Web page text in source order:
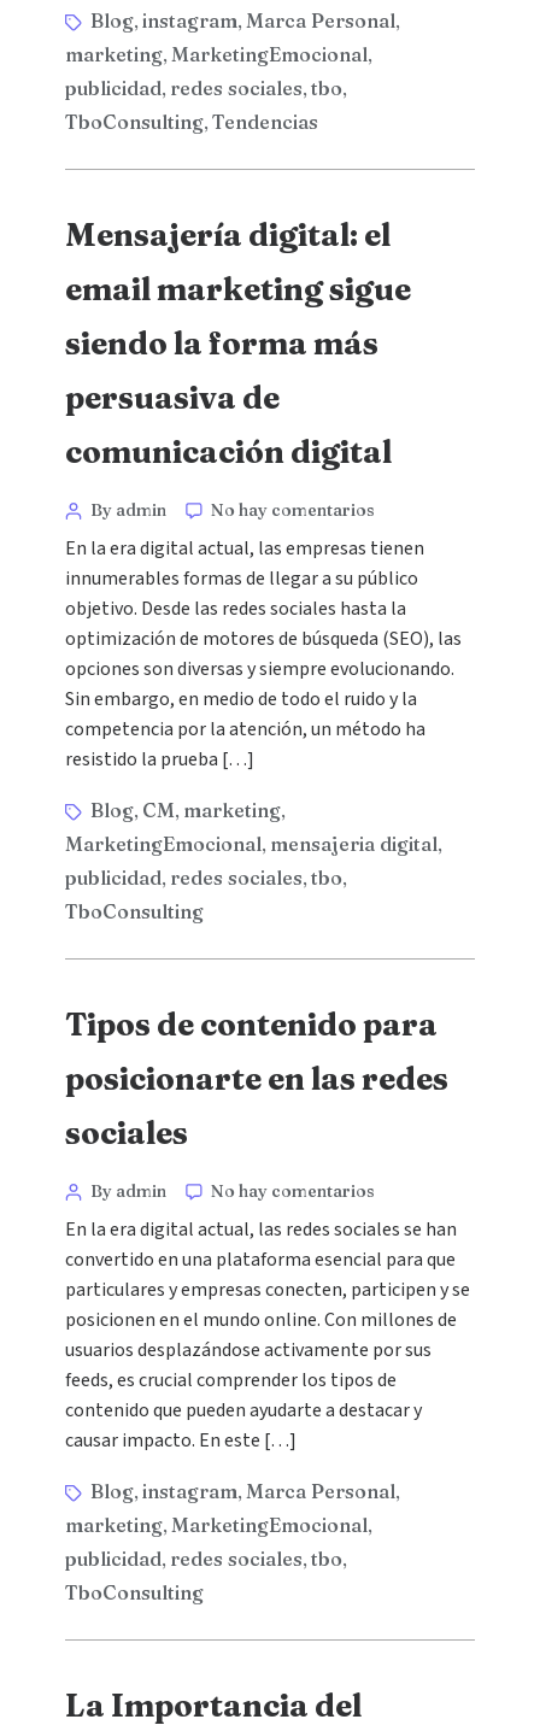
Blog,instagram,Marca Personal,
marketing,MarketingEmocional,
publicidad, redes sociales,tbo,
TboConsulting,Tendencias
Mensajería digital: el
email marketing sigue
siendo la forma más
persuasiva de
comunicación digital
By admin No hay comentarios
En la era digital actual, las empresas tienen
innumerables formas de llegar a su público
objetivo. Desde las redes sociales hasta la
optimización de motores de búsqueda (SEO), las
opciones son diversas y siempre evolucionando.
Sin embargo, en medio de todo el ruido y la
competencia por la atención, un método ha
resistido la prueba […]
Blog, CM, marketing,
MarketingEmocional, mensajeria digital,
publicidad, redes sociales,tbo,
TboConsulting
Tipos de contenido para
posicionarte en las redes
sociales
By admin No hay comentarios
En la era digital actual, las redes sociales se han
convertido en una plataforma esencial para que
particulares y empresas conecten, participen y se
posicionen en el mundo online. Con millones de
usuarios desplazándose activamente por sus
feeds, es crucial comprender los tipos de
contenido que pueden ayudarte a destacar y
causar impacto. En este […]
Blog,instagram,Marca Personal,
marketing,MarketingEmocional,
publicidad, redes sociales,tbo,
TboConsulting
La Importancia del